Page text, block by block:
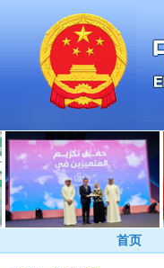
首页